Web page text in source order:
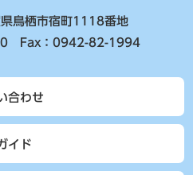
鳥栖市宿町1118番地
Fax：0942-82-1994
合わせ
イド